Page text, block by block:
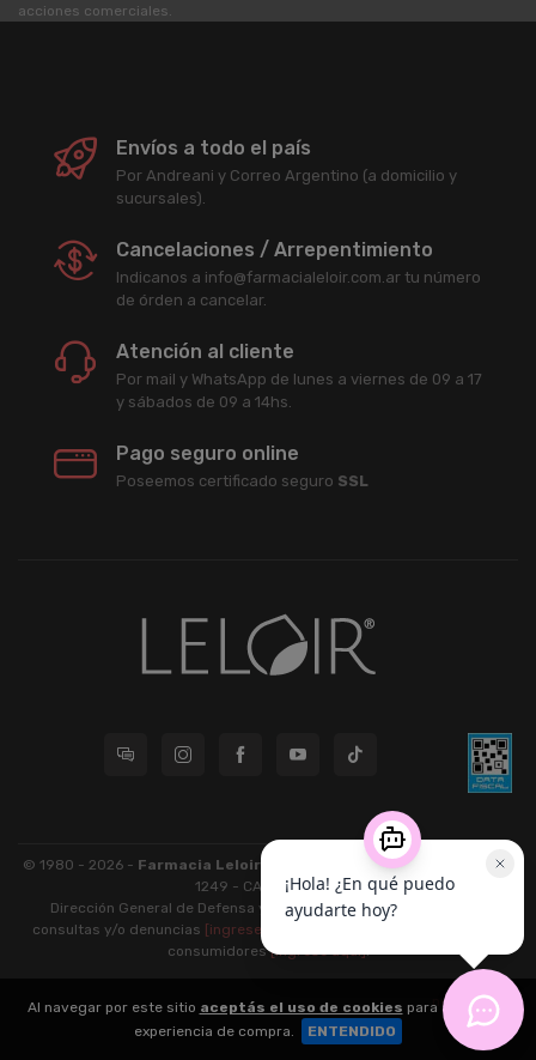
acciones comerciales.
Envíos a todo el país
Por Andreani y Correo Argentino (a domicilio y
sucursales).
Cancelaciones / Arrepentimiento
Indicanos a info@farmacialeloir.com.ar tu número
de órden a cancelar.
Atención al cliente
Por mail y WhatsApp de lunes a viernes de 09 a 17
y sábados de 09 a 14hs.
Pago seguro online
Poseemos certificado seguro SSL
© 1980 - 2026 - Farmacia Leloir S.R.L.
| CUIT 33609220789 - Larrea
1249 - CABA - CP 1117
Dirección General de Defensa y Protección al Consumidor: Para
consultas y/o denuncias [ingrese aquí]
consumidores[ingrese aquí].
nubixstore®
v13.08.2
Al navegar por este sitio aceptás el uso de cookies para agilizar tu
experiencia de compra.
ENTENDIDO